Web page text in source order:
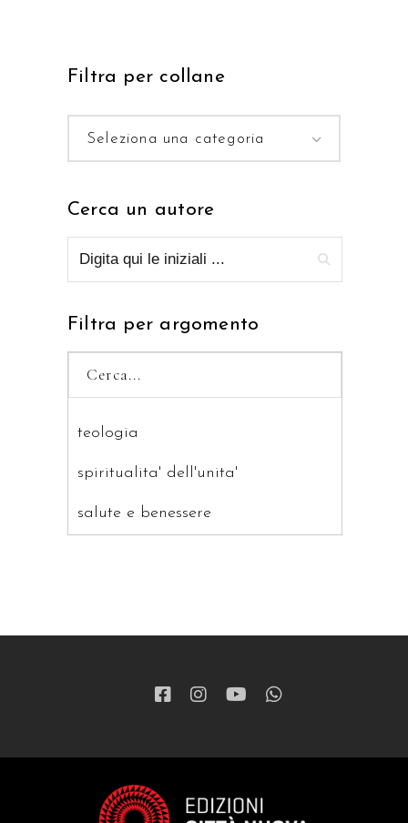
Filtra per collane
Seleziona una categoria
Cerca un autore
Filtra per argomento
teologia
spiritualita' dell'unita'
salute e benessere
patristica
formazione cristiana e liturgia